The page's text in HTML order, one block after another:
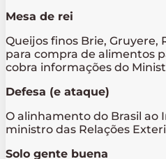
Mesa de rei
Queijos finos Brie, Gruyere,
para compra de alimentos
cobra informações do
Defesa (e ataque)
O alinhamento do Brasil ao
ministro das Relações
Solo gente buena